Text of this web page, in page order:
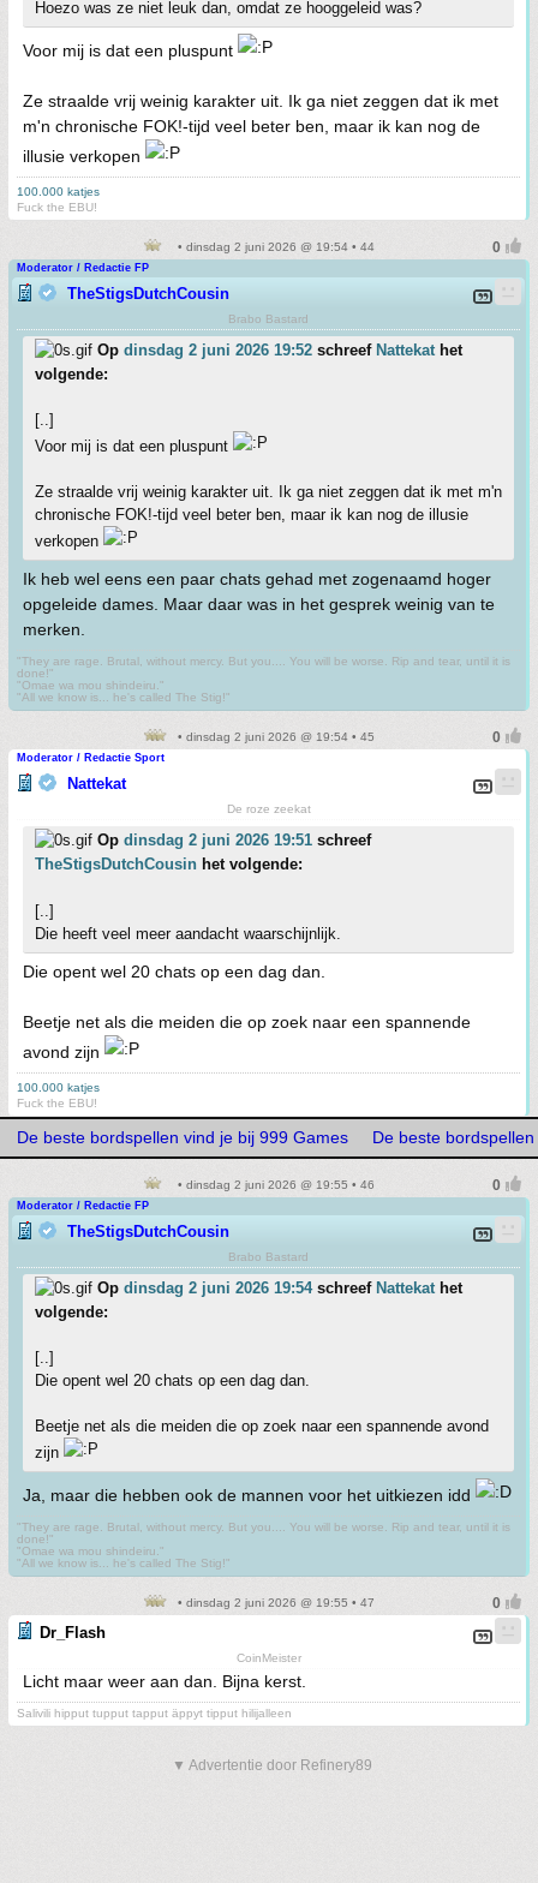
Hoezo was ze niet leuk dan, omdat ze hooggeleid was?
Voor mij is dat een pluspunt
Ze straalde vrij weinig karakter uit. Ik ga niet zeggen dat ik met
m'n chronische FOK!-tijd veel beter ben, maar ik kan nog de
illusie verkopen
100.000 katjes
Fuck the EBU!
• dinsdag 2 juni 2026 @ 19:54 • 44
Moderator / Redactie FP
TheStigsDutchCousin
Brabo Bastard
Op dinsdag 2 juni 2026 19:52 schreef Nattekathet
volgende:
[..]
Voor mij is dat een pluspunt
Ze straalde vrij weinig karakter uit. Ik ga niet zeggen dat ik met m'n
chronische FOK!-tijd veel beter ben, maar ik kan nog de illusie
verkopen
Ik heb wel eens een paar chats gehad met zogenaamd hoger
opgeleide dames. Maar daar was in het gesprek weinig van te
merken.
"They are rage. Brutal, without mercy. But you.... You will be worse. Rip and tear, until it is
done!"
"Omae wa mou shindeiru."
"All we know is... he's called The Stig!"
• dinsdag 2 juni 2026 @ 19:54 • 45
Moderator / Redactie Sport
Nattekat
De roze zeekat
Op dinsdag 2 juni 2026 19:51 schreef
TheStigsDutchCousin het volgende:
[..]
Die heeft veel meer aandacht waarschijnlijk.
Die opent wel 20 chats op een dag dan.
Beetje net als die meiden die op zoek naar een spannende
avond zijn
100.000 katjes
Fuck the EBU!
De beste bordspellen vind je bij 999 Games De beste
• dinsdag 2 juni 2026 @ 19:55 • 46
Moderator / Redactie FP
TheStigsDutchCousin
Brabo Bastard
Op dinsdag 2 juni 2026 19:54schreef Nattekathet
volgende:
[..]
Die opent wel 20 chats op een dag dan.
Beetje net als die meiden die op zoek naar een spannende avond
zijn
Ja, maar die hebben ook de mannen voor het uitkiezen idd
"They are rage. Brutal, without mercy. But you.... You will be worse. Rip and tear, until it is
done!"
"Omae wa mou shindeiru."
"All we know is... he's called The Stig!"
• dinsdag 2 juni 2026 @ 19:55 • 47
Dr_Flash
CoinMeister
Licht maar weer aan dan. Bijna kerst.
Salivili hipput tupput tapput äppyt tipput hilijalleen
▼ Advertentie door Refinery89